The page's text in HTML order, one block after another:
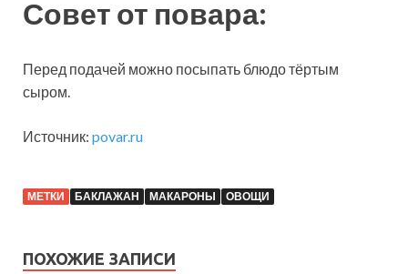
Совет от повара:
Перед подачей можно посыпать блюдо тёртым
сыром.
Источник: povar.ru
МЕТКИ БАКЛАЖАН МАКАРОНЫ ОВОЩИ
ПОХОЖИЕ ЗАПИСИ